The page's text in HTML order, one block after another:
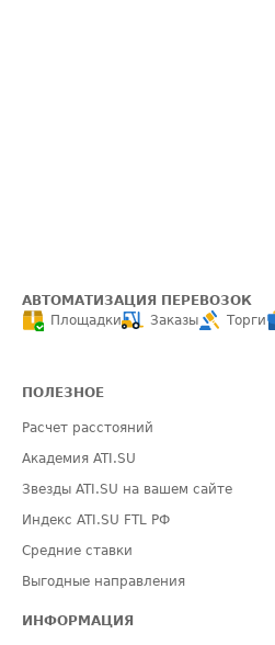
АВТОМАТИЗАЦИЯ ПЕРЕВОЗОК
Площадки
Заказы Торги
ПОЛЕЗНОЕ
Расчет расстояний
Академия ATI.SU
Звезды ATI.SU на вашем сайте
Индекс ATI.SU FTL РФ
Средние ставки
Выгодные направления
ИНФОРМАЦИЯ